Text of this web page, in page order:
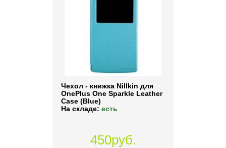
Чехол - книжка Nillkin для
OnePlus One Sparkle Leather
Case (Blue)
На складе: есть
450руб.